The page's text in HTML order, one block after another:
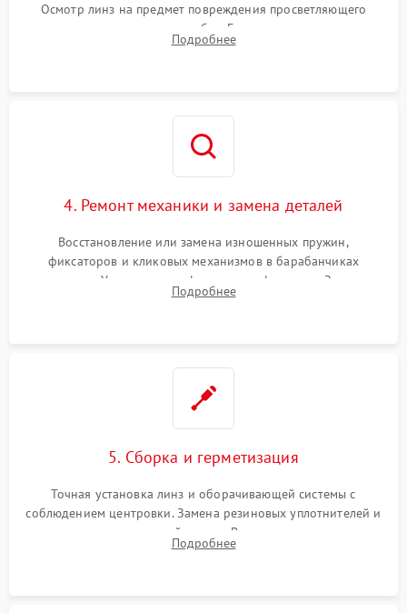
Осмотр линз на предмет повреждения просветляющего
покрытия или появления грибка. Бережная очистка стекол
спецрастворами. Проверка целостности гравированной
Подробнее
4. Ремонт механики и замена деталей
Восстановление или замена изношенных пружин,
фиксаторов и кликовых механизмов в барабанчиках
поправок. Устранение люфтов в трансфокаторе. Замена
поврежденных линз, разбитой сетки или восстановление
Подробнее
5. Сборка и герметизация
Точная установка линз и оборачивающей системы с
соблюдением центровки. Замена резиновых уплотнителей и
нанесение влагозащитной смазки. Вакуумирование корпуса
и заполнение его осушенным азотом или аргоном для
Подробнее